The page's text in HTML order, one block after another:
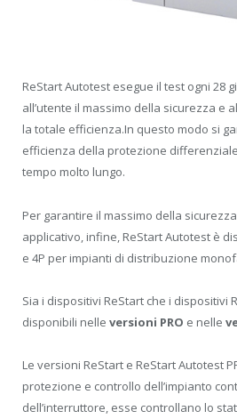
ReStart Autotest esegue il test ogni 28
all’utente il massimo della sicurezza e
la totale efficienza.In questo modo si
efficienza della protezione
tempo molto lungo.
Per garantire il massimo della
applicativo, infine, ReStart Autotest è
e 4P per impianti di distribuzione
Sia i dispositivi ReStart che i dispositivi
disponibili nelle versioni PRO e nelle
Le versioni ReStart e ReStart Autotest
protezione e controllo dell’impianto
dell’interruttore, esse controllano lo